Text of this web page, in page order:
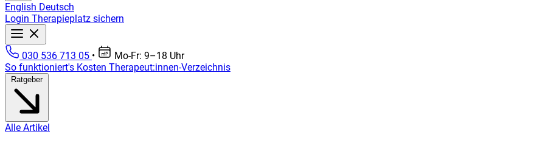
English Deutsch
Login Therapieplatz sichern
030 536 713 05 •
Mo-Fr: 9–18 Uhr
So funktioniert's Kosten Therapeut:innen-Verzeichnis
Ratgeber
Alle Artikel